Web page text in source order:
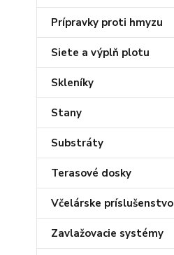
Prípravky proti hmyzu
Siete a výplň plotu
Skleníky
Stany
Substráty
Terasové dosky
Včelárske príslušenstvo
Zavlažovacie systémy